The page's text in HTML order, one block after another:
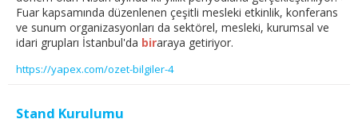
Fuar kapsamında düzenlenen çeşitli mesleki etkinlik, konferans
ve sunum organizasyonları da sektörel, mesleki, kurumsal ve
idari grupları İstanbul'da biraraya getiriyor.
https://yapex.com/ozet-bilgiler-4
Stand Kurulumu